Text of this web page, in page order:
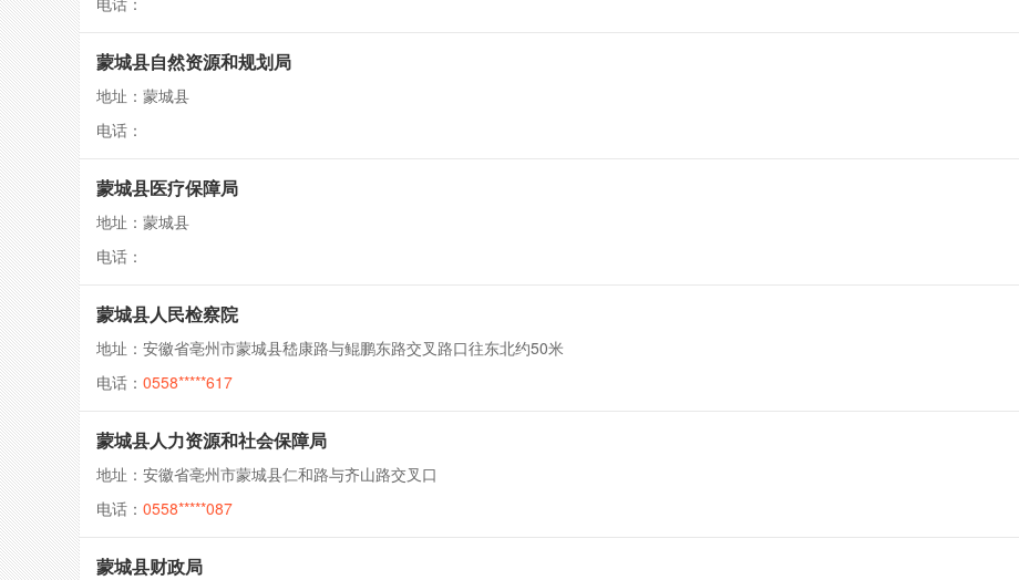
蒙城县自然资源和规划局
地址：蒙城县
电话：
蒙城县医疗保障局
地址：蒙城县
电话：
蒙城县人民检察院
地址：安徽省亳州市蒙城县嵇康路与鲲鹏东路交叉路口往东北约50米
电话： 0558*****617
蒙城县人力资源和社会保障局
地址：安徽省亳州市蒙城县仁和路与齐山路交叉口
电话： 0558*****087
蒙城县财政局